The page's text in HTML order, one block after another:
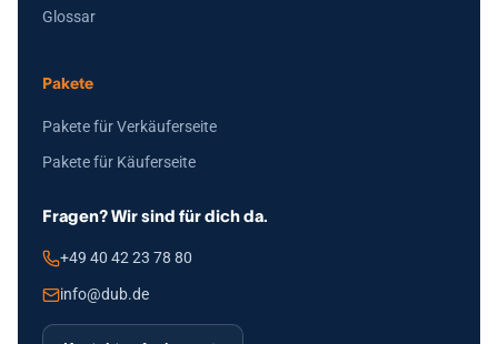
Glossar
Pakete
Pakete für Verkäuferseite
Pakete für Käuferseite
Fragen? Wir sind für dich da.
+49 40 42 23 78 80
info@dub.de